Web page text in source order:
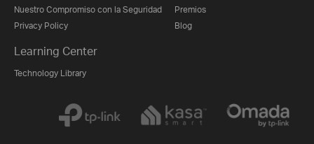
Nuestro Compromiso con la Seguridad
Privacy Policy
Premios
Blog
Learning Center
Technology Library